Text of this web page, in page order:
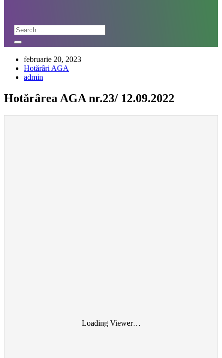
februarie 20, 2023
Hotărâri AGA
admin
Hotărârea AGA nr.23/ 12.09.2022
Loading Viewer…